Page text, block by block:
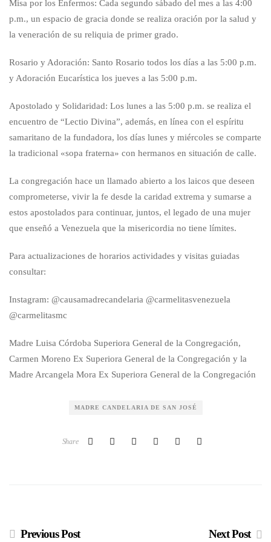
Misa por los Enfermos: Cada segundo sábado del mes a las 4:00
p.m., un espacio de gracia donde se realiza oración por la salud y
la veneración de su reliquia de primer grado.
Rosario y Adoración: Santo Rosario todos los días a las 5:00 p.m.
y Adoración Eucarística los jueves a las 5:00 p.m.
Apostolado y Solidaridad: Los lunes a las 5:00 p.m. se realiza el
encuentro de “Lectio Divina”, además, en línea con el espíritu
samaritano de la fundadora, los días lunes y miércoles se comparte
la tradicional «sopa fraterna» con hermanos en situación de calle.
La congregación hace un llamado abierto a los laicos que deseen
comprometerse, vivir la fe desde la caridad extrema y sumarse a
estos apostolados para continuar, juntos, el legado de una mujer
que enseñó a Venezuela que la misericordia no tiene límites.
Para actualizaciones de horarios actividades y visitas guiadas
consultar:
Instagram: @causamadrecandelaria @carmelitasvenezuela
@carmelitasmc
Madre Luisa Córdoba Superiora General de la Congregación,
Carmen Moreno Ex Superiora General de la Congregación y la
Madre Arcangela Mora Ex Superiora General de la Congregación
MADRE CANDELARIA DE SAN JOSÉ
Share
Previous Post Next Post